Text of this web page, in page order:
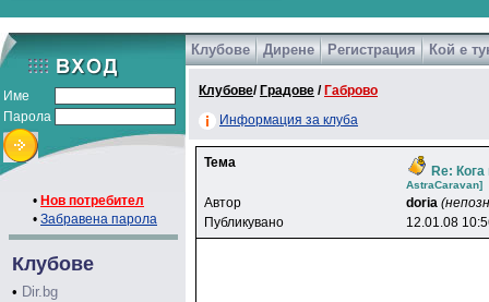
Games
Име
Парола
• Нов потребител
• Забравена парола
Клубове
• Dir.bg
Клубове Дирене Регистрация Кой е
Клубове/ Градове / Габрово
Информация за клуба
Тема
Re:
AstraCaravan]
Автор doria
Публикувано
12.01.08